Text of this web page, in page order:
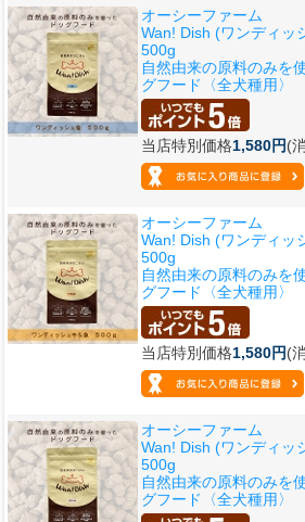
オーシーファーム
Wan! Dish (ワンディ
500g
自然由来の原料のみを
グフード〈全犬種用〉
当店特別価格1,580円(
オーシーファーム
Wan! Dish (ワンディ
500g
自然由来の原料のみを
グフード〈全犬種用〉
当店特別価格1,580円(
オーシーファーム
Wan! Dish (ワンディ
500g
自然由来の原料のみを
グフード〈全犬種用〉